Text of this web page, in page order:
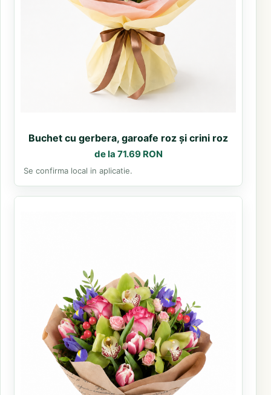
Buchet cu gerbera, garoafe roz și crini roz
de la 71.69 RON
Se confirma local in aplicatie.